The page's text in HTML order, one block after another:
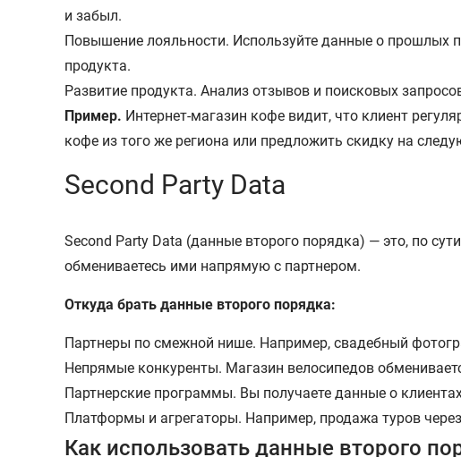
и забыл.
Повышение лояльности. Используйте данные о прошлых
продукта.
Развитие продукта. Анализ отзывов и поисковых
Пример. Интернет-магазин кофе видит, что клиент
кофе из того же региона или предложить скидку на
Second Party Data
Second Party Data (данные второго порядка) — это, по
обмениваетесь ими напрямую с партнером.
Откуда брать данные второго порядка:
Партнеры по смежной нише. Например, свадебный
Непрямые конкуренты. Магазин велосипедов
Партнерские программы. Вы получаете данные о
Платформы и агрегаторы. Например, продажа туров
Как использовать данные второго